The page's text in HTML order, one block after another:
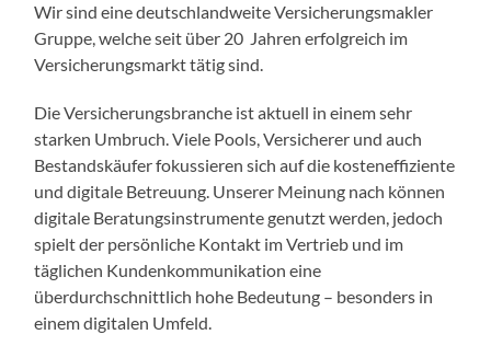
Wir sind eine deutschlandweite Versicherungsmakler
Gruppe, welche seit über 20 Jahren erfolgreich im
Versicherungsmarkt tätig sind.
Die Versicherungsbranche ist aktuell in einem sehr
starken Umbruch. Viele Pools, Versicherer und auch
Bestandskäufer fokussieren sich auf die kosteneffiziente
und digitale Betreuung. Unserer Meinung nach können
digitale Beratungsinstrumente genutzt werden, jedoch
spielt der persönliche Kontakt im Vertrieb und im
täglichen Kundenkommunikation eine
überdurchschnittlich hohe Bedeutung – besonders in
einem digitalen Umfeld.